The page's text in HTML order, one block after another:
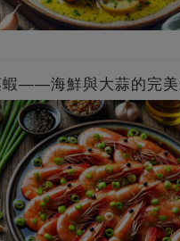
蝦——海鮮與大蒜的完美